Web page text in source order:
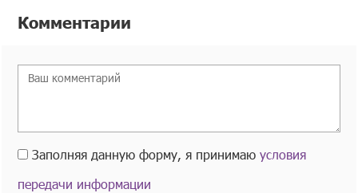
Комментарии
Заполняя данную форму, я принимаюусловия
передачи информации